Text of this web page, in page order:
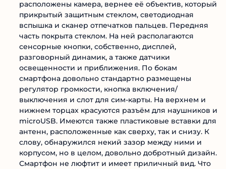
расположены камера, вернее её объектив, который
прикрытый защитным стеклом, светодиодная
вспышка и сканер отпечатков пальцев. Передняя
часть покрыта стеклом. На ней располагаются
сенсорные кнопки, собственно, дисплей,
разговорный динамик, а также датчики
освещенности и приближения. По бокам
смартфона довольно стандартно размещены
регулятор громкости, кнопка включения/
выключения и слот для сим-карты. На верхнем и
нижнем торцах красуются разъём для наушников и
microUSB. Имеются также пластиковые вставки для
антенн, расположенные как сверху, так и снизу. К
слову, обнаружился некий зазор между ними и
корпусом, но в целом, довольно добротный дизайн.
Смартфон не люфтит и имеет приличный вид. Что